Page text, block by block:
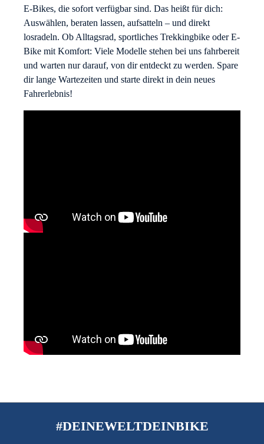
E-Bikes, die sofort verfügbar sind. Das heißt für dich:
Auswählen, beraten lassen, aufsatteln – und direkt
losradeln. Ob Alltagsrad, sportliches Trekkingbike oder E-
Bike mit Komfort: Viele Modelle stehen bei uns fahrbereit
und warten nur darauf, von dir entdeckt zu werden. Spare
dir lange Wartezeiten und starte direkt in dein neues
Fahrerlebnis!
#DEINEWELTDEINBIKE